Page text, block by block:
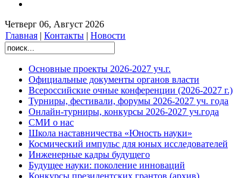
Четверг 06, Август 2026
Главная | Контакты | Новости
Основные проекты 2026-2027 уч.г.
Официальные документы органов власти
Всероссийские очные конференции (2026-2027 г.)
Турниры, фестивали, форумы 2026-2027 уч. года
Онлайн-турниры, конкурсы 2026-2027 уч.года
СМИ о нас
Школа наставничества «Юность науки»
Космический импульс для юных исследователей
Инженерные кадры будущего
Будущее науки: поколение инноваций
Конкурсы президентских грантов (архив)